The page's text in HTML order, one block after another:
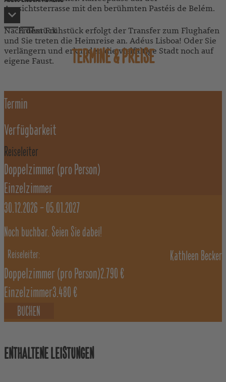
Aussichtsterrasse mit den berühmten Pastéis de Belém.
Nach dem Frühstück erfolgt der Transfer zum Flughafen
und Sie treten die Heimreise an. Adéus Lisboa! Oder Sie
verlängern und erkunden die vielfältige Stadt noch auf
eigene Faust.
Frühstück
TERMINE & PREISE
Termin
Verfügbarkeit
Reiseleiter
Doppelzimmer (pro Person)
Einzelzimmer
30.12.2026 –05.01.2027
Noch buchbar. Seien Sie dabei!
Kathleen Becker
Doppelzimmer (pro Person)2.790 €
Einzelzimmer3.480 €
BUCHEN
ENTHALTENE LEISTUNGEN